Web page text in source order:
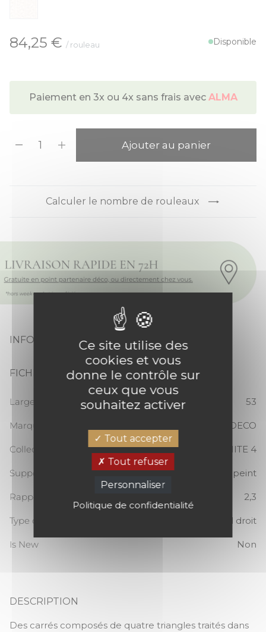
À partir de:
84,25 € / rouleau Disponible
Paiement en 3x ou 4x sans frais avec ALMA
Ajouter au panier
Calculer le nombre de rouleaux
INFORMATIONS PRODUIT
FICHE TECHNIQUE
Largeur totale (cm) 53
Marque CASADECO
Collection SO WHITE 4
Support Papier peint
Rapport Vertical 2,3
Type de raccord Raccord droit
Is New Non
DESCRIPTION
Des carrés composés de quatre triangles traités dans
Ce site utilise des
cookies et vous
donne le contrôle sur
ceux que vous
souhaitez activer
Tout accepter
Tout refuser
Personnaliser
Politique de confidentialité